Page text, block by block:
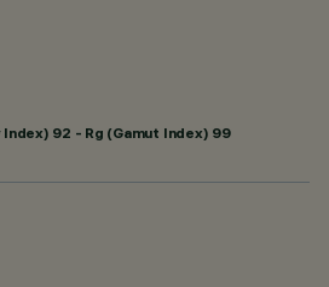
92 - Rg (Gamut Index) 99